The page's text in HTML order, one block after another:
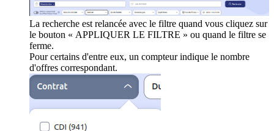
La recherche est relancée avec le filtre quand vous cliquez sur
le bouton « APPLIQUER LE FILTRE » ou quand le filtre se
ferme.
Pour certains d'entre eux, un compteur indique le nombre
d'offres correspondant.